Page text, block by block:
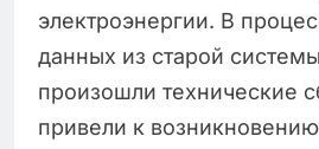
электроэнергии. В
данных из старой
произошли технические
привели к